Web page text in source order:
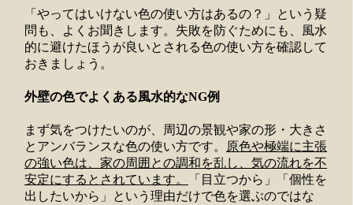
「やってはいけない色の使い方はあるの？」という疑
問も、よくお聞きします。失敗を防ぐためにも、風水
的に避けたほうが良いとされる色の使い方を確認して
おきましょう。
外壁の色でよくある風水的なNG例
まず気をつけたいのが、周辺の景観や家の形・大きさ
とアンバランスな色の使い方です。
原色や極端に主張
の強い色は、家の周囲との調和を乱し、気の流れを不
安定にするとされています。
「目立つから」「個性を
出したいから」という理由だけで色を選ぶのではな